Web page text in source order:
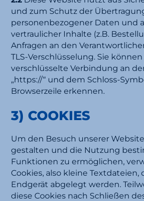
und zum Schutz der
personenbezogener Daten und
vertraulicher Inhalte (z.B.
Anfragen an den
TLS-Verschlüsselung. Sie
verschlüsselte Verbindung an
„https://“ und dem Schloss-
Browserzeile erkennen.
3) COOKIES
Um den Besuch unserer
gestalten und die Nutzung
Funktionen zu ermöglichen,
Cookies, also kleine Textdateien,
Endgerät abgelegt werden.
diese Cookies nach Schließen